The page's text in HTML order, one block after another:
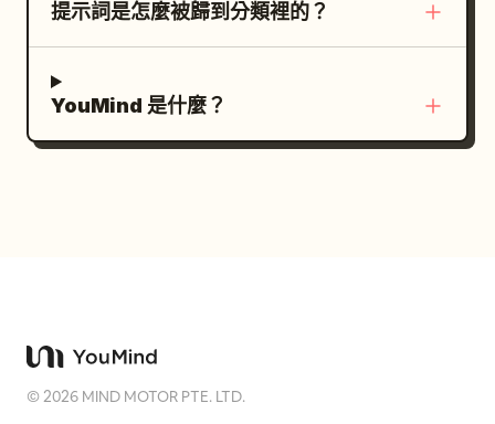
提示詞是怎麼被歸到分類裡的？
YouMind 是什麼？
©2026 MIND MOTOR PTE. LTD.